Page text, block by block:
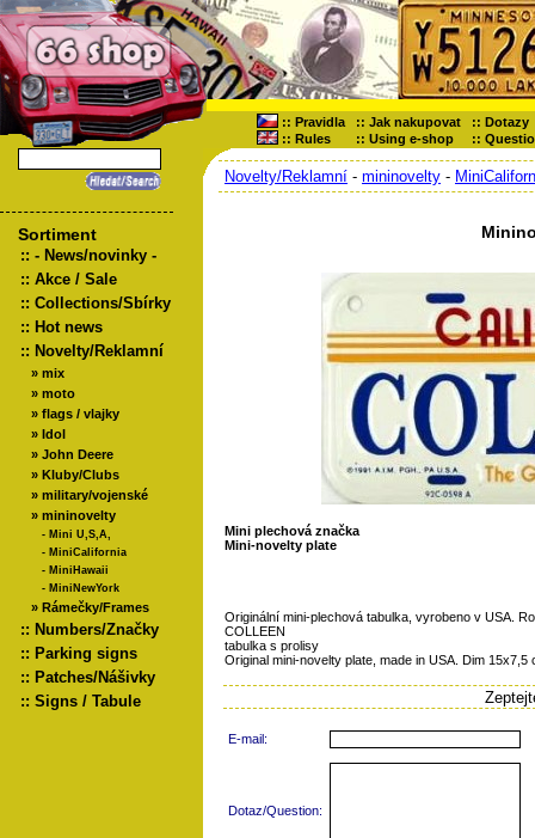
:: Pravidla :: Jak nakupovat :: Dotazy
:: Rules :: Using e-shop ::
Sortiment
:: - News/novinky -
:: Akce / Sale
:: Collections/Sbírky
:: Hot news
:: Novelty/Reklamní
» mix
» moto
» flags / vlajky
» Idol
» John Deere
» Kluby/Clubs
» military/vojenské
» mininovelty
- Mini U,S,A,
- MiniCalifornia
- MiniHawaii
- MiniNewYork
» Rámečky/Frames
:: Numbers/Značky
:: Parking signs
:: Patches/Nášivky
:: Signs / Tabule
Novelty/Reklamní - mininovelty -
Mini plechová značka
Mini-novelty plate
Originální mini-plechová tabulka, vyrobeno v USA.
COLLEEN
tabulka s prolisy
Original mini-novelty plate, made in USA. Dim 15x7,5
E-mail:
Dotaz/Question: